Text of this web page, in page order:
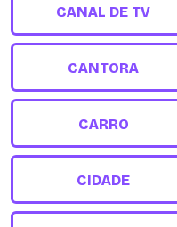
CANAL DE TV
CANTORA
CARRO
CIDADE